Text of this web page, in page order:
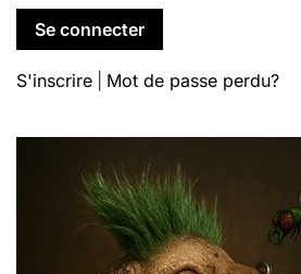
S'inscrire Mot de passe perdu?